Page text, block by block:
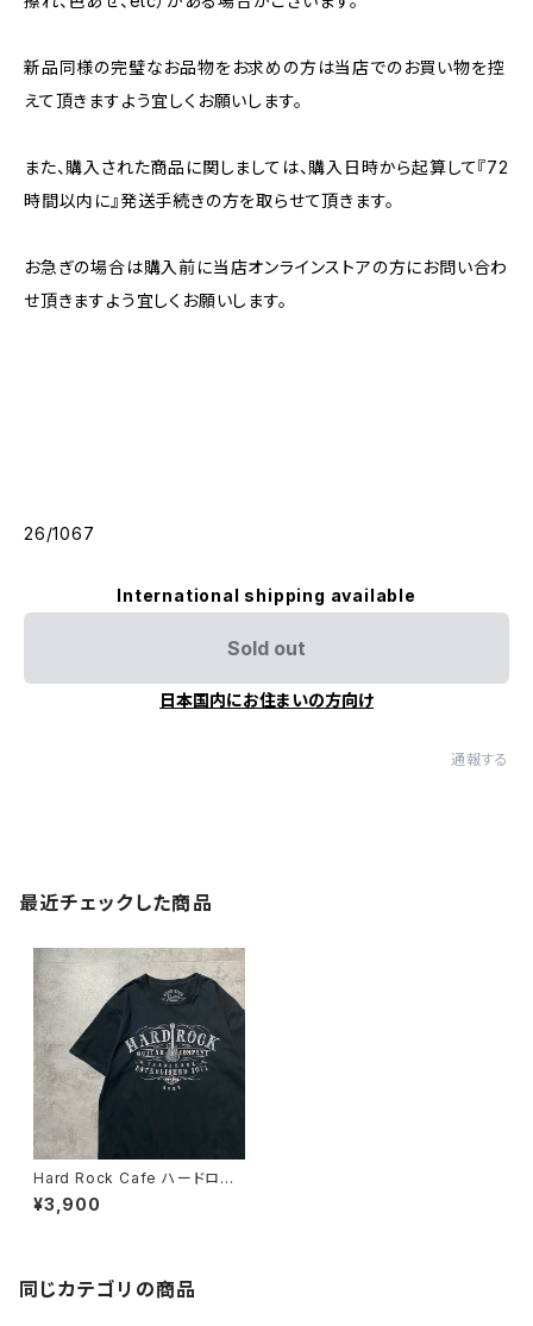
新品同様の完璧なお品物をお求めの方は当店でのお買い物を控
えて頂きますよう宜しくお願いします。
また、購入された商品に関しましては、購入日時から起算して『72
時間以内に』発送手続きの方を取らせて頂きます。
お急ぎの場合は購入前に当店オンラインストアの方にお問い合わ
せ頂きますよう宜しくお願いします。
26/1067
International shipping available
Sold out
日本国内にお住まいの方向け
通報する
最近チェックした商品
Hard Rock Cafe ハードロッ
クカフェ Guitar Company
プリント ブラック 黒 Tシャ
¥3,900
同じカテゴリの商品